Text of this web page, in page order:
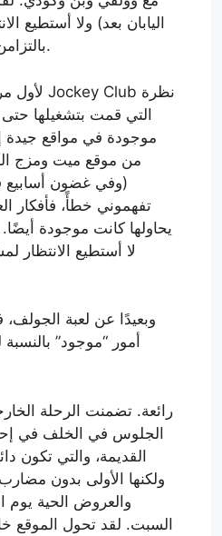
اليابان بعد) ولا أستطيع
بالتزامن مع الفيديو الأكبر. نعمل أيضًا على الحصول على قطعة مكتوبة مصاحبة لها أيضًا.
موجودة في مواقع جيدة
(وفي غضون أسابيع
تفهموني خطأً، فأفكار
يحاولها كانت موجودة
لا أستطيع
وبعيدًا عن لعبة الجولف،
أمور “موجود”
القديمة، والتي تكون
ولكنها الأولى بدون
والعروض الحية يوم
السبت. لقد تحول الموقع